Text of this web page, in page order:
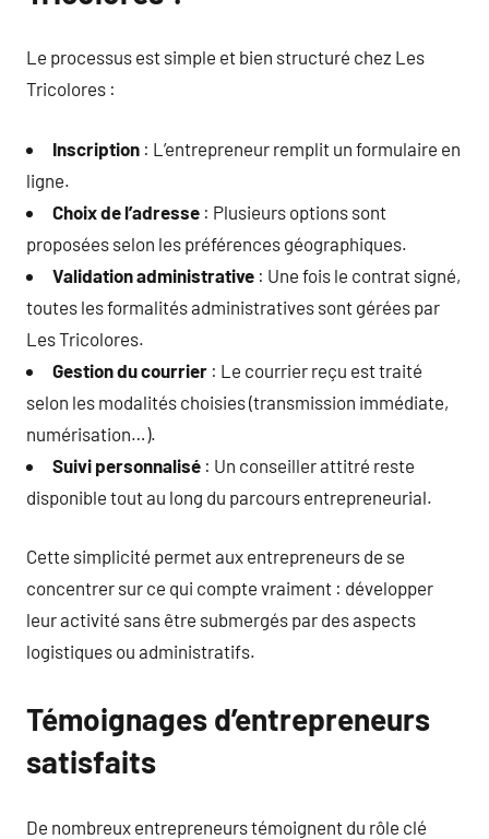
Le processus est simple et bien structuré chez Les
Tricolores :
Inscription : L’entrepreneur remplit un formulaire en
ligne.
Choix de l’adresse : Plusieurs options sont
proposées selon les préférences géographiques.
Validation administrative : Une fois le contrat signé,
toutes les formalités administratives sont gérées par
Les Tricolores.
Gestion du courrier : Le courrier reçu est traité
selon les modalités choisies (transmission immédiate,
numérisation…).
Suivi personnalisé : Un conseiller attitré reste
disponible tout au long du parcours entrepreneurial.
Cette simplicité permet aux entrepreneurs de se
concentrer sur ce qui compte vraiment : développer
leur activité sans être submergés par des aspects
logistiques ou administratifs.
Témoignages d’entrepreneurs
satisfaits
De nombreux entrepreneurs témoignent du rôle clé